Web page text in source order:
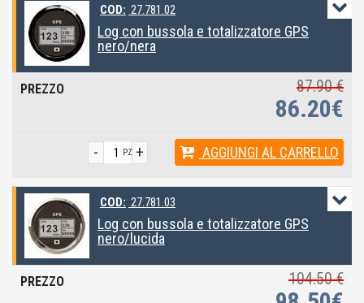
COD: 27.781.02
Log con bussola e totalizzatore GPS
nero/nera
87.90 €
86.20€
+
- PZ AGGIUNGI AL CARRELLO
COD: 27.781.03
Log con bussola e totalizzatore GPS
nero/lucida
104.50 €